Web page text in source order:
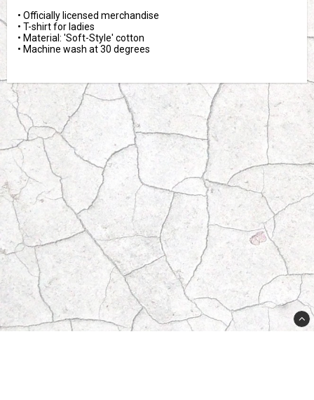
• Officially licensed merchandise
• T-shirt for ladies
• Material: 'Soft-Style' cotton
• Machine wash at 30 degrees